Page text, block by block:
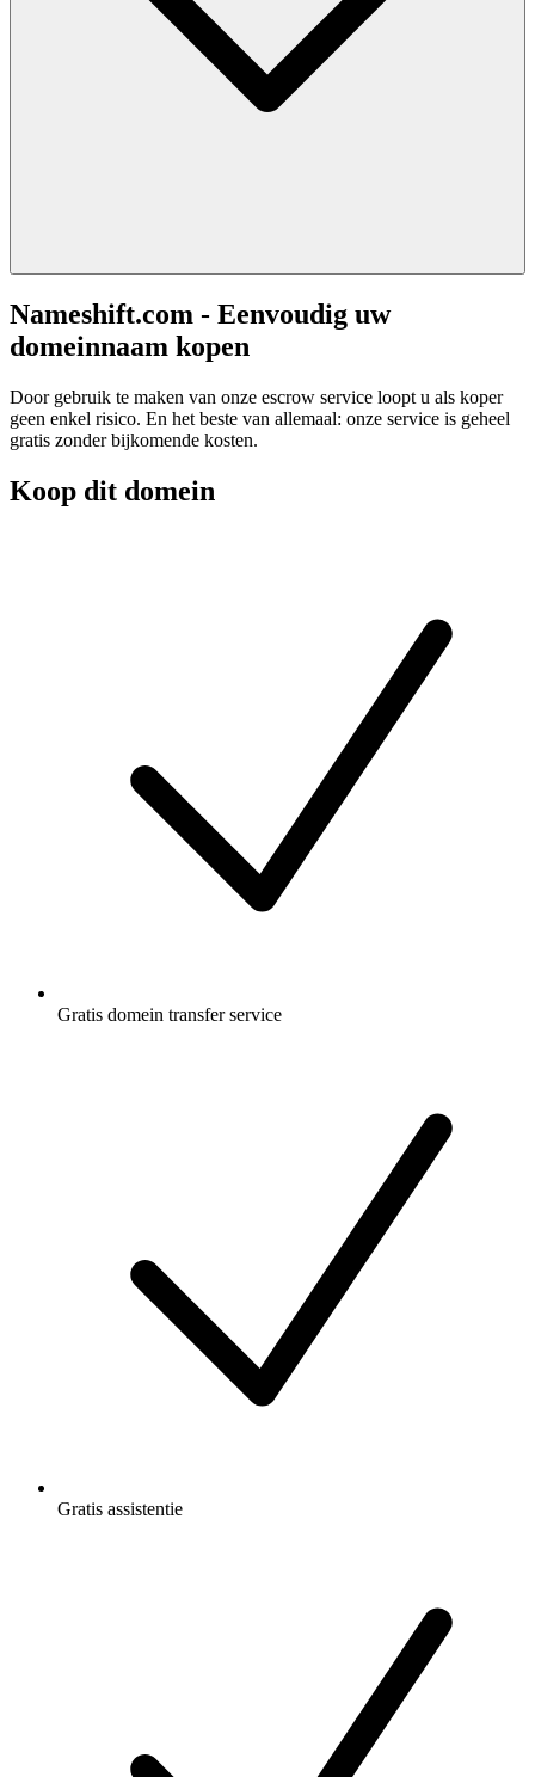
Nameshift.com - Eenvoudig uw
domeinnaam kopen
Door gebruik te maken van onze escrow service loopt u als koper
geen enkel risico. En het beste van allemaal: onze service is geheel
gratis zonder bijkomende kosten.
Koop dit domein
Gratis domein transfer service
Gratis assistentie